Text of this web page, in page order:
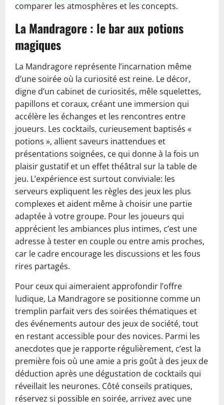
comparer les atmosphères et les concepts.
La Mandragore : le bar aux potions
magiques
La Mandragore représente l’incarnation même
d’une soirée où la curiosité est reine. Le décor,
digne d’un cabinet de curiosités, mêle squelettes,
papillons et coraux, créant une immersion qui
accélère les échanges et les rencontres entre
joueurs. Les cocktails, curieusement baptisés «
potions », allient saveurs inattendues et
présentations soignées, ce qui donne à la fois un
plaisir gustatif et un effet théâtral sur la table de
jeu. L’expérience est surtout conviviale: les
serveurs expliquent les règles des jeux les plus
complexes et aident même à choisir une partie
adaptée à votre groupe. Pour les joueurs qui
apprécient les ambiances plus intimes, c’est une
adresse à tester en couple ou entre amis proches,
car le cadre encourage les discussions et les fous
rires partagés.
Pour ceux qui aimeraient approfondir l’offre
ludique, La Mandragore se positionne comme un
tremplin parfait vers des soirées thématiques et
des événements autour des jeux de société, tout
en restant accessible pour des novices. Parmi les
anecdotes que je rapporte régulièrement, c’est la
première fois où une amie a pris goût à des jeux de
déduction après une dégustation de cocktails qui
réveillait les neurones. Côté conseils pratiques,
réservez si possible en soirée, arrivez avec une